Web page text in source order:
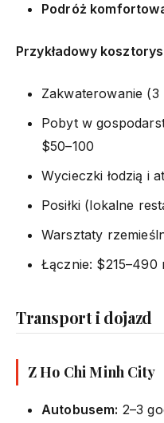
Podróż
Przykładowy
Zakwaterowanie (3
Pobyt w
$50–100
Wycieczki łodzią i
Posiłki (lokalne
Warsztaty
Łącznie: $215–490
Transport i dojazd
Z Ho Chi Minh City
Autobusem: 2–3